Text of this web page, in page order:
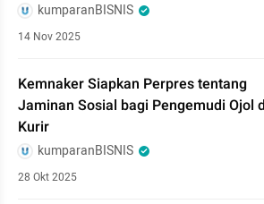
kumparanBISNIS
14 Nov 2025
Kemnaker Siapkan Perpres tentang
Jaminan Sosial bagi Pengemudi Ojol
Kurir
kumparanBISNIS
28 Okt 2025